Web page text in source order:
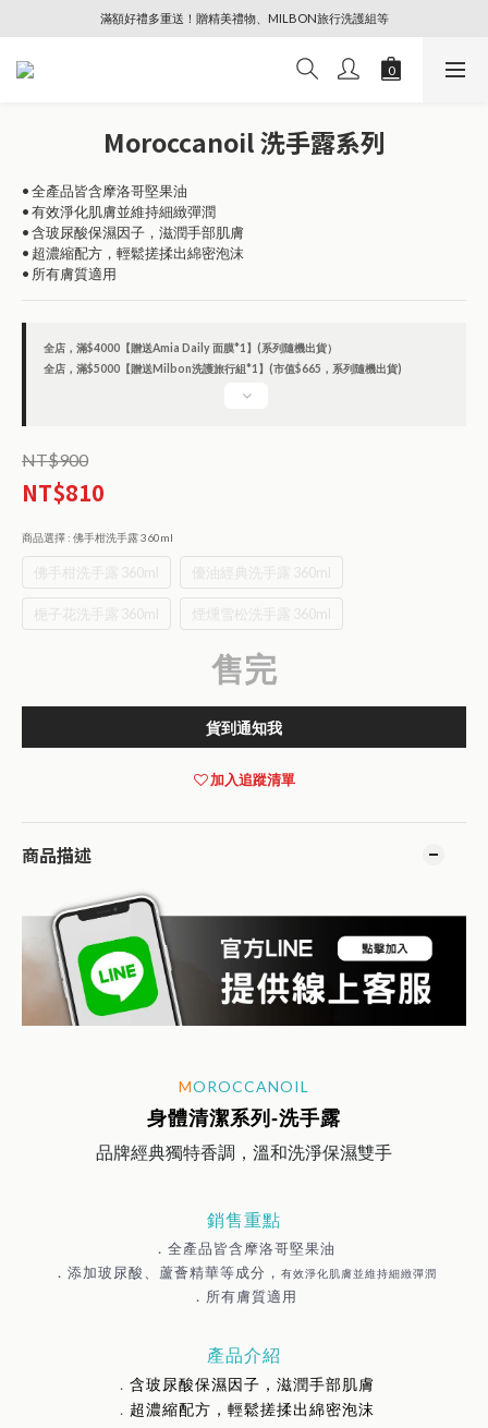
🔥88節專屬奢寵、全館限時優惠【點擊查看】
滿額好禮多重送！贈精美禮物、MILBON旅行洗護組等
🔥88節專屬奢寵、全館限時優惠【點擊查看】
Moroccanoil 洗手露系列
• 全產品皆含摩洛哥堅果油
• 有效淨化肌膚並維持細緻彈潤
• 含玻尿酸保濕因子，滋潤手部肌膚
• 超濃縮配方，輕鬆搓揉出綿密泡沫
• 所有膚質適用
全店，滿$4000【贈送Amia Daily 面膜*1】(系列隨機出貨）
全店，滿$5000【贈送Milbon洗護旅行組*1】(市值$665，系列隨機出貨)
NT$900
NT$810
商品選擇 : 佛手柑洗手露 360ml
佛手柑洗手露 360ml 優油經典洗手露 360ml
梔子花洗手露 360ml 煙燻雪松洗手露 360ml
售完
貨到通知我
加入追蹤清單
商品描述
MOROCCANOIL
身體清潔系列-洗手露
品牌經典獨特香調，溫和洗淨保濕雙手
銷售重點
．全產品皆含摩洛哥堅果油
．添加玻尿酸、蘆薈精華等成分， 有效淨化肌膚並維持細緻彈潤
．所有膚質適用
產品介紹
． 含玻尿酸保濕因子，滋潤手部肌膚
． 超濃縮配方，輕鬆搓揉出綿密泡沫